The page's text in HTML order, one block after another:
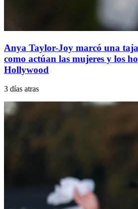
Anya Taylor-Joy marcó una
como actúan las mujeres y los
Hollywood
3 días atras